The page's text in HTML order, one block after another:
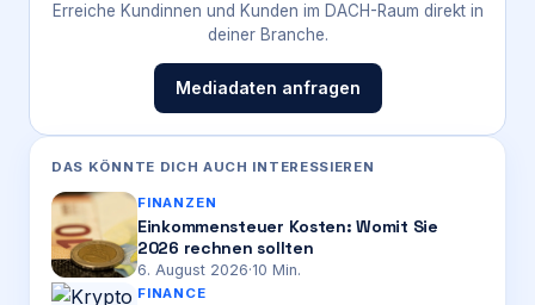
Erreiche Kundinnen und Kunden im DACH-Raum direkt in
deiner Branche.
Mediadaten anfragen
DAS KÖNNTE DICH AUCH INTERESSIEREN
FINANZEN
Einkommensteuer Kosten: Womit Sie
2026 rechnen sollten
6. August 2026·10 Min.
FINANCE